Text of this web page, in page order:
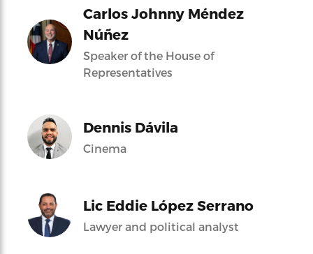
Carlos Johnny Méndez
Núñez
Speaker of the House of
Representatives
Dennis Dávila
Cinema
Lic Eddie López Serrano
Lawyer and political analyst